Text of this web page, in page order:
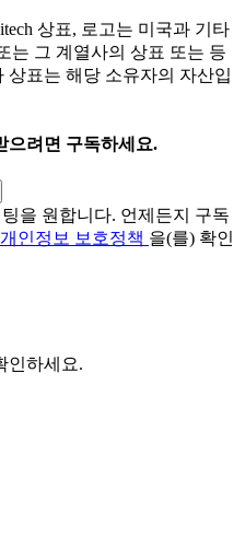
상표, 로고는 미국과 기타
는 그 계열사의 상표 또는 등
상표는 해당 소유자의 자산입
으려면 구독하세요.
을 원합니다. 언제든지 구독
개인정보 보호정책 을(를) 확인
인하세요.